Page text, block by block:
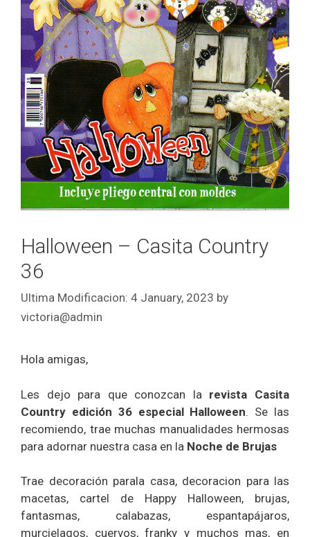
Halloween – Casita Country
36
4 January, 2023 by
victoria@admin
Hola amigas,
Les dejo para que conozcan la revista Casita
Country edición 36 especial Halloween. Se las
recomiendo, trae muchas manualidades hermosas
para adornar nuestra casa en la Noche de Brujas
Trae decoración parala casa, decoracion para las
macetas, cartel de Happy Halloween, brujas,
fantasmas, calabazas, espantapájaros,
murcielagos, cuervos, franky y muchos mas, en